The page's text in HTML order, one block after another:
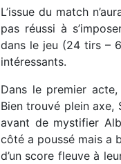
L’issue du match
pas réussi à
dans le jeu (24 tirs –
intéressants.
Dans le premier
Bien trouvé plein axe,
avant de mystifier
côté a poussé mais a
d’un score fleuve à